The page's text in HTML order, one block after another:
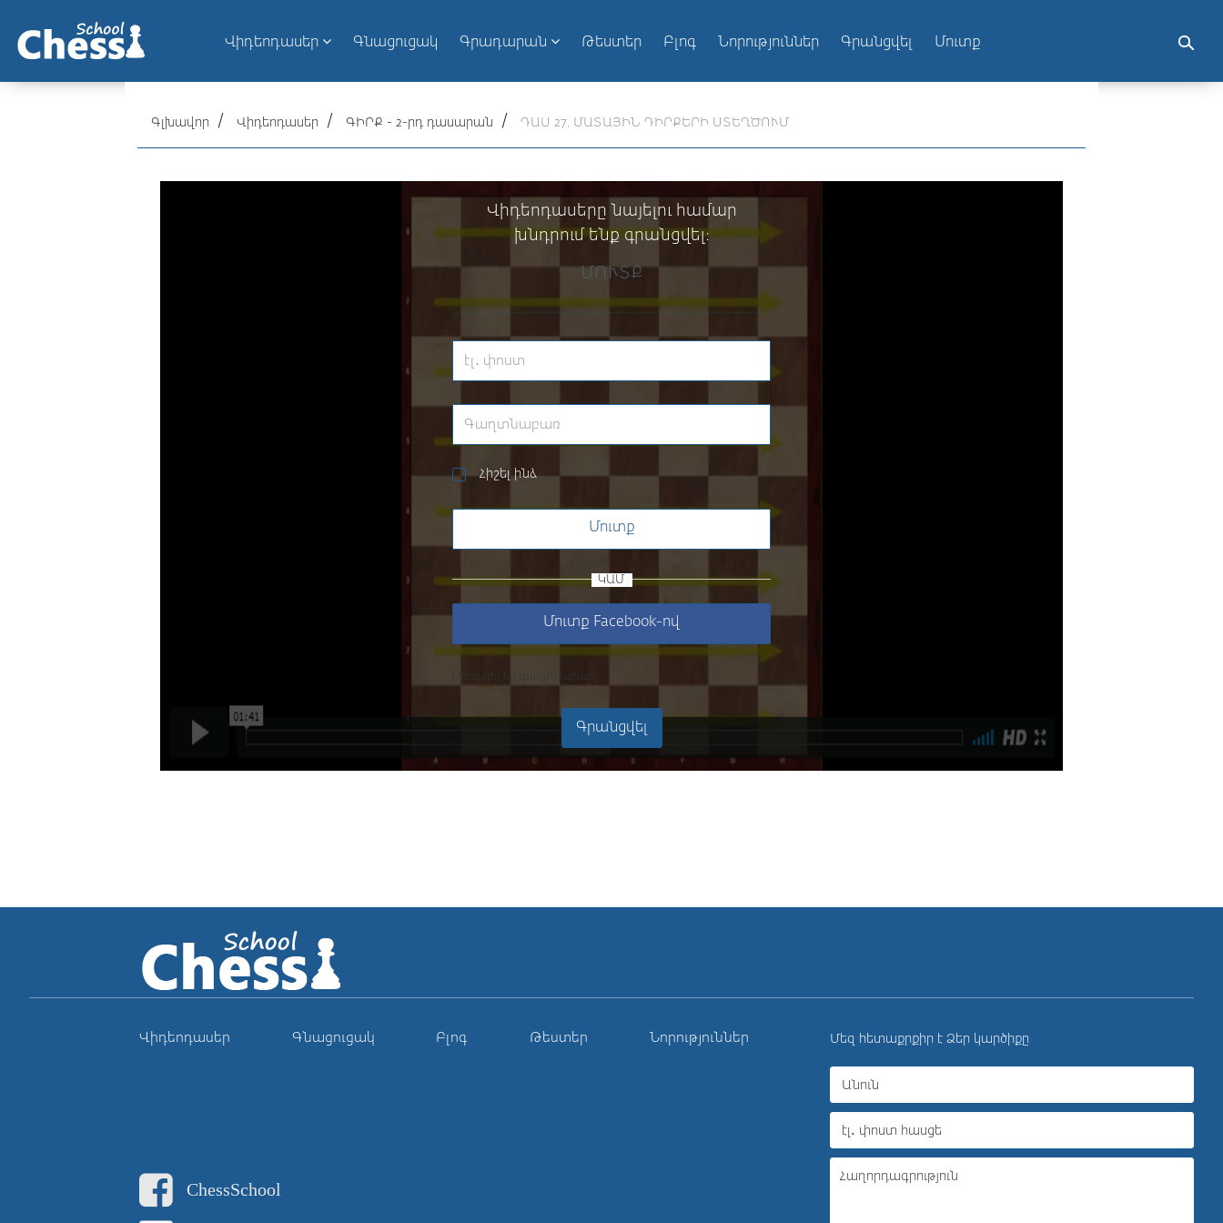
Վիդեոդասեր Գնացուցակ Գրադարան Թեստեր Բլոգ Նորություններ Գրանցվել Մուտք
Գլխավոր Վիդեոդասեր ԳԻՐՔ - 2-րդ դասարան ԴԱՍ 27. ՄԱՏԱՅԻՆ ԴԻՐՔԵՐԻ ՍՏԵՂԾՈՒՄ
Վիդեոդասերը նայելու համար
խնդրում ենք գրանցվել։
ՄՈՒՏՔ
Հիշել ինձ
Մուտք
ԿԱՄ
Մուտք Facebook-ով
Մոռացե՞լ եք գաղտնաբառը
Գրանցվել
Վիդեոդասեր Գնացուցակ Բլոգ Թեստեր Նորություններ
ChessSchool
Մեզ հետաքրքիր է Ձեր կարծիքը